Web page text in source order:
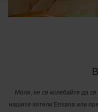
Моля, не се колебайте да
нашите хотели Ensana или